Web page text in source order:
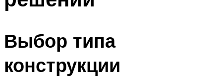
Выбор типа
конструкции